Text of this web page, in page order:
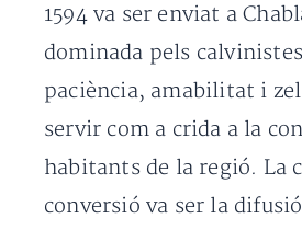
1594 va ser enviat a
dominada pels
paciència, amabilitat i
servir com a crida a la
habitants de la regió. La
conversió va ser la